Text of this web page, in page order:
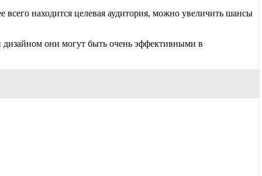
находится целевая аудитория, можно увеличить шансы
они могут быть очень эффективными в